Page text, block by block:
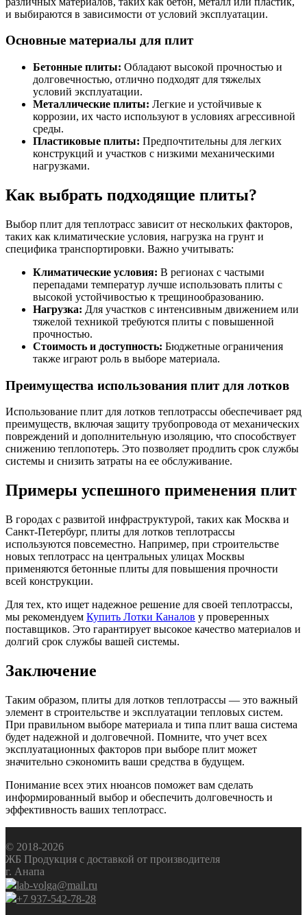
и выбираются в зависимости от условий эксплуатации.
Основные материалы для плит
Бетонные плиты: Обладают высокой прочностью и
долговечностью, отлично подходят для тяжелых
условий эксплуатации.
Металлические плиты: Легкие и устойчивые к
коррозии, их часто используют в условиях агрессивной
среды.
Пластиковые плиты: Предпочтительны для легких
конструкций и участков с низкими механическими
нагрузками.
Как выбрать подходящие плиты?
Выбор плит для теплотрасс зависит от нескольких факторов,
таких как климатические условия, нагрузка на грунт и
специфика транспортировки. Важно учитывать:
Климатические условия: В регионах с частыми
перепадами температур лучше использовать плиты с
высокой устойчивостью к трещинообразованию.
Нагрузка: Для участков с интенсивным движением или
тяжелой техникой требуются плиты с повышенной
прочностью.
Стоимость и доступность: Бюджетные ограничения
также играют роль в выборе материала.
Преимущества использования плит для лотков
Использование плит для лотков теплотрассы обеспечивает ряд
преимуществ, включая защиту трубопровода от механических
повреждений и дополнительную изоляцию, что способствует
снижению теплопотерь. Это позволяет продлить срок службы
системы и снизить затраты на ее обслуживание.
Примеры успешного применения плит
В городах с развитой инфраструктурой, таких как Москва и
Санкт-Петербург, плиты для лотков теплотрассы
используются повсеместно. Например, при строительстве
новых теплотрасс на центральных улицах Москвы
применяются бетонные плиты для повышения прочности
всей конструкции.
Для тех, кто ищет надежное решение для своей теплотрассы,
мы рекомендуем Купить Лотки Каналов у проверенных
поставщиков. Это гарантирует высокое качество материалов и
долгий срок службы вашей системы.
Заключение
Таким образом, плиты для лотков теплотрассы — это важный
элемент в строительстве и эксплуатации тепловых систем.
При правильном выборе материала и типа плит ваша система
будет надежной и долговечной. Помните, что учет всех
эксплуатационных факторов при выборе плит может
значительно сэкономить ваши средства в будущем.
Понимание всех этих нюансов поможет вам сделать
информированный выбор и обеспечить долговечность и
эффективность ваших теплотрасс.
© 2018-2026
ЖБ Продукция с доставкой от производителя
г. Анапа
lab-volga@mail.ru
+7 937-542-78-28